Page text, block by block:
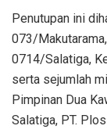
Penutupan ini
073/
0714/Salatiga,
serta sejumlah
Pimpinan Dua
Salatiga, PT.